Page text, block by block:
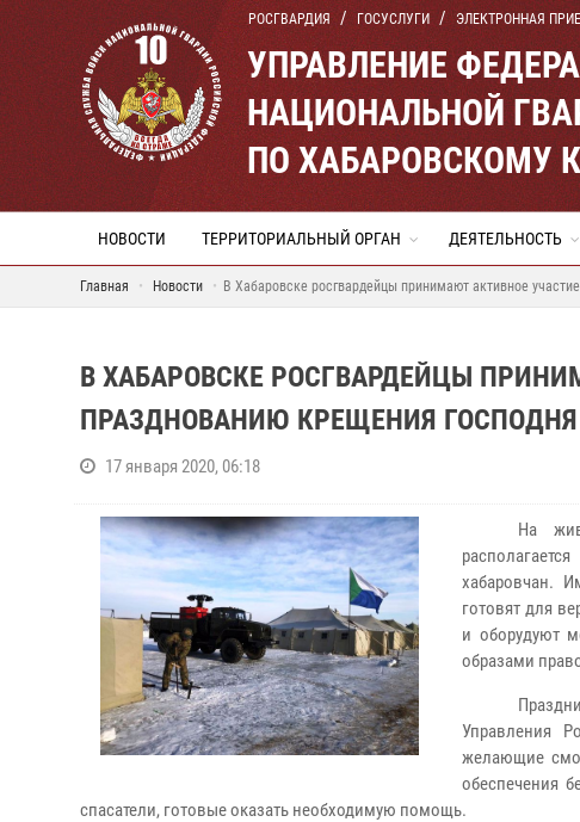
РОСГВАРДИЯ ГОСУСЛУГИ ЭЛЕКТРОННАЯ
УПРАВЛЕНИЕ
НАЦИОНАЛЬНОЙ
ПО ХАБАРОВСКОМУ
НОВОСТИ ТЕРРИТОРИАЛЬНЫЙ ОРГАН ДЕЯТЕЛЬНОСТЬ
Главная Новости В Хабаровске росгвардейцы принимают активное
В ХАБАРОВСКЕ РОСГВАРДЕЙЦЫ
ПРАЗДНОВАНИЮ КРЕЩЕНИЯ ГОСПОДНЯ
17 января 2020, 06:18
На
хабаровчан.
готовят для
и оборудуют
образами
Управления
желающие
обеспечения
спасатели, готовые оказать необходимую помощь.